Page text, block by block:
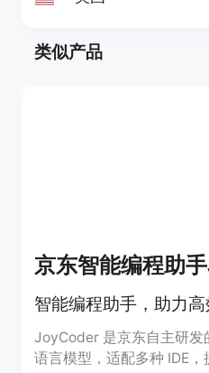
类似产品
京东智能编程助
智能编程助手，助力高
JoyCoder 是京东自主研发
语言模型，适配多种 IDE